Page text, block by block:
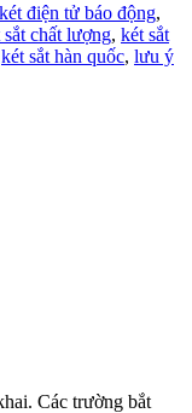
két điện tử báo động,
sắt chất lượng, két sắt
két sắt hàn quốc, lưu ý
Các trường bắt